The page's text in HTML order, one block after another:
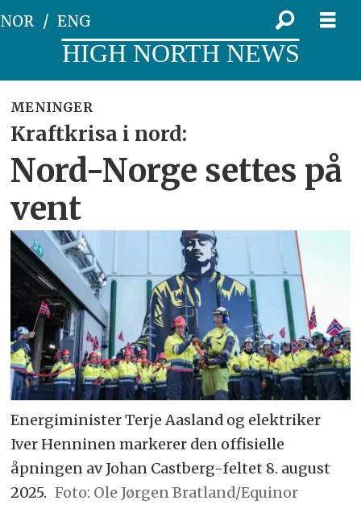
NOR ENG
HIGH NORTH NEWS
MENINGER
Kraftkrisa i nord:
Nord-Norge settes på
vent
Energiminister Terje Aasland og elektriker
Iver Henninen markerer den offisielle
åpningen av Johan Castberg-feltet 8. august
2025.
Ole Jørgen Bratland/Equinor